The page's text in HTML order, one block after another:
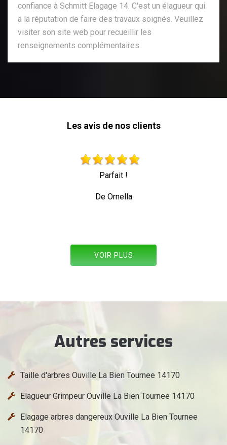
confiance à Schmitt Elagage 14. C'est un élagueur qui
a la réputation de faire des travaux soignés. Veuillez
visiter son site web pour recueillir les
renseignements complémentaires.
Les avis de nos clients
Très beau travail personne professionnelle qui
VOIR PLUS
Autres services
Taille d'arbres Ouville La Bien Tournee 14170
Elagueur Grimpeur Ouville La Bien Tournee 14170
Elagage arbres dangereux Ouville La Bien Tournee
14170